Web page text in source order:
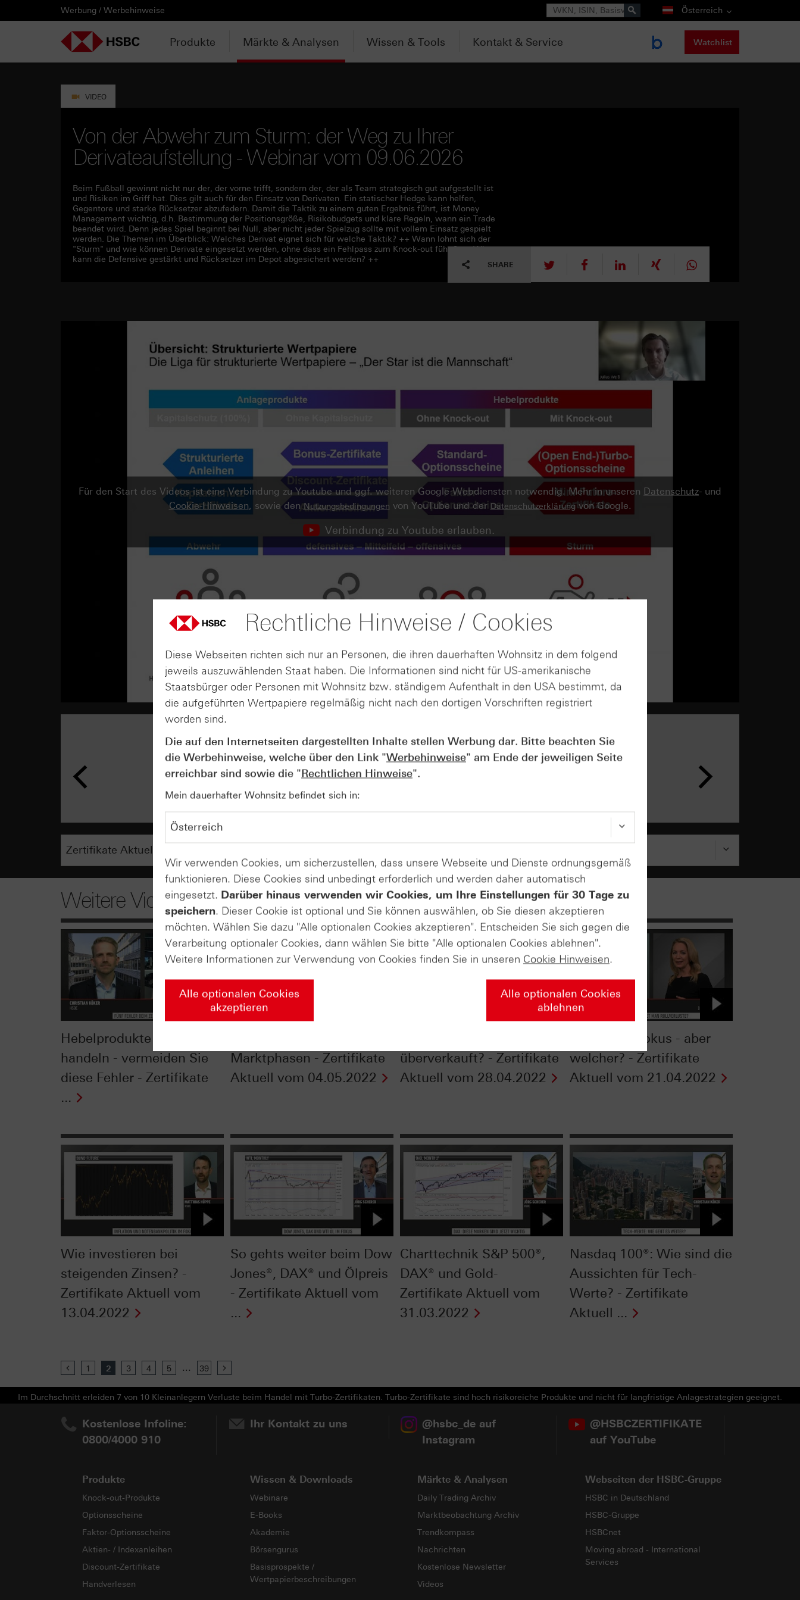
PRODUKTE
HEBELPRODUKTE
MÄRKTE & ANALYSEN
WISSEN & TOOLS
KONTAKT & SERVICE
DOWNLOADCENTER
LÄNDERAUSWAHL
Deutschland
AUSGEWÄHLTE SEITEN
HEBELPRODUKTE
Knock-out-Produkte
Weitere Hebelprodukte
Ausgestoppte Produkte
Intraday-Emissionen
ANLAGEPRODUKTE
Aktien- / Indexanleihen
Discount-Zertifikate
Express-Zertifikate
Kapitalschutz-Produkte
Sprint-Zertifikate
Strategie- / Basket- /
Themenzertifikate
AKTUELLES
Anpassungen / Kündigungen
Neuemissionen
ANALYSEN
Daily Trading
Trendkompass
Newsletter-Abonnement
VIDEOS
ntv-Zertifikate mit HSBC
Börse Stuttgart TV mit HSBC
Zertifikate Aktuell mit HSBC
WATCHLIST
Login / Zur Watchlist
WEBINARE
Webinartermine
WISSEN
kostenlose eBooks
Aktien- / Indexanleihen Rechner
Trendkompass
KONTAKT
Kontaktformular
SERVICE
Wir über uns
DOWNLOADCENTER
Basisprospekte /
Wertpapierbeschreibungen
Werbung / Werbehinweise Suche Österreich
Produkte Märkte & Analysen Wissen & Tools Kontakt & Service Watchlist
VIDEO
Von der Abwehr zum Sturm: der Weg zu Ihrer
Derivateaufstellung - Webinar vom 09.06.2026
Beim Fußball gewinnt nicht nur der, der vorne trifft, sondern der, der als Team strategisch gut aufgestellt ist
und Risiken im Griff hat. Dies gilt auch für den Einsatz von Derivaten. Ein statischer Hedge kann helfen,
Gegentore und starke Rücksetzer abzufedern. Damit die Taktik zu einem guten Ergebnis führt, ist Money
Management wichtig, d.h. Bestimmung der Positionsgröße, Risikobudgets und klare Regeln, wann ein Trade
beendet wird. Denn jedes Spiel beginnt bei Null, aber nicht jeder Spielzug sollte mit vollem Einsatz gespielt
werden. Die Themen im Überblick: Welches Derivat eignet sich für welche Taktik? ++ Wann lohnt sich der
"Sturm" und wie können Derivate eingesetzt werden, ohne dass ein Fehlpass zum Knock-out führt? ++ Wie
kann die Defensive gestärkt und Rücksetzer im Depot abgesichert werden? ++
SHARE tweet mitteilen
Für den Start des Videos ist eine Verbindung zu Youtube und ggf. weiteren Google-Webdiensten notwendig. Mehr in unseren Datenschutz- und
Cookie-Hinweisen, sowie den Nutzungsbedingungen von YouTube und der Datenschutzerklärungvon Google.
Verbindung zu Youtube erlauben.
AUGUST
07
Wie lange bleibt der DAX® in
Rekordlaune? - ntv Zertifikate
07.08.26
Weitere Videos
Hebelprodukte erfolgreich
handeln - vermeiden Sie
diese Fehler - Zertifikate
...
Marktphasen - Zertifikate
Aktuell vom 04.05.2022
überverkauft? - Zertifikate
Aktuell vom 28.04.2022
Ölpreis im Fokus - aber
welcher? - Zertifikate
Aktuell vom 21.04.2022
Wie investieren bei
steigenden Zinsen? -
Zertifikate Aktuell vom
13.04.2022
So gehts weiter beim Dow
Jones®, DAX® und Ölpreis
- Zertifikate Aktuell vom
...
Charttechnik S&P 500®,
DAX® und Gold-
Zertifikate Aktuell vom
31.03.2022
Nasdaq 100®: Wie sind die
Aussichten für Tech-
Werte? - Zertifikate
Aktuell ...
Previous
1 2 3 4 5 ... 39
Im Durchschnitt erleiden 7 von 10 Kleinanlegern Verluste beim Handel mit Turbo-Zertifikaten. Turbo-Zertifikate sind hoch risikoreiche Produkte und nicht für langfristige Anlagestrategien geeignet.
Kostenlose Infoline:
0800/4000 910
Ihr Kontakt zu uns
@hsbc_de auf
Instagram
@HSBCZERTIFIKATE
auf YouTube
Produkte
Knock-out-Produkte
Optionsscheine
Faktor-Optionsscheine
Aktien- / Indexanleihen
Discount-Zertifikate
Handverlesen
Wissen & Downloads
Webinare
E-Books
Akademie
Börsengurus
Basisprospekte /
Wertpapierbeschreibungen
Märkte & Analysen
Daily Trading Archiv
Marktbeobachtung Archiv
Trendkompass
Nachrichten
Kostenlose Newsletter
Videos
Webseiten der HSBC-Gruppe
HSBC in Deutschland
HSBC-Gruppe
HSBCnet
Moving abroad - International
Services
Rechtliche Hinweise / Cookies
Diese Webseiten richten sich nur an Personen, die ihren dauerhaften Wohnsitz in dem folgend
jeweils auszuwählenden Staat haben. Die Informationen sind nicht für US-amerikanische
Staatsbürger oder Personen mit Wohnsitz bzw. ständigem Aufenthalt in den USA bestimmt, da
die aufgeführten Wertpapiere regelmäßig nicht nach den dortigen Vorschriften registriert
worden sind.
Die auf den Internetseiten dargestellten Inhalte stellen Werbung dar. Bitte beachten Sie
die Werbehinweise, welche über den Link "Werbehinweise" am Ende der jeweiligen Seite
erreichbar sind sowie die "Rechtlichen Hinweise".
Mein dauerhafter Wohnsitz befindet sich in:
Wir verwenden Cookies, um sicherzustellen, dass unsere Webseite und Dienste ordnungsgemäß
funktionieren. Diese Cookies sind unbedingt erforderlich und werden daher automatisch
eingesetzt. Darüber hinaus verwenden wir Cookies, um Ihre Einstellungen für 30 Tage zu
speichern. Dieser Cookie ist optional und Sie können auswählen, ob Sie diesen akzeptieren
möchten. Wählen Sie dazu "Alle optionalen Cookies akzeptieren". Entscheiden Sie sich gegen die
Verarbeitung optionaler Cookies, dann wählen Sie bitte "Alle optionalen Cookies ablehnen".
Weitere Informationen zur Verwendung von Cookies finden Sie in unseren Cookie Hinweisen.
Alle optionalen Cookies
akzeptieren
Alle optionalen Cookies
ablehnen